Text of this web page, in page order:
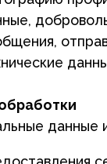
данные
и
работы